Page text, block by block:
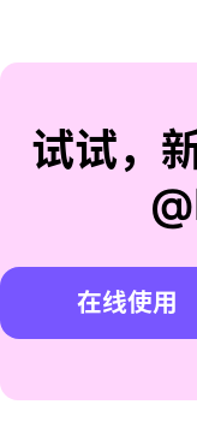
试试，
在线使用